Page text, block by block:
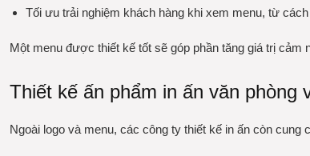
Tối ưu trải nghiệm khách hàng khi xem menu, từ
Một menu được thiết kế tốt sẽ góp phần tăng giá trị cảm
Thiết kế ấn phẩm in ấn văn phòng
Ngoài logo và menu, các công ty thiết kế in ấn còn cung